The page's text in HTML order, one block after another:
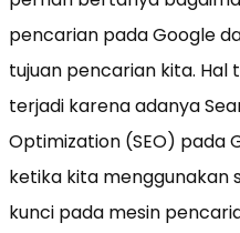
pencarian pada Google
tujuan pencarian kita.
terjadi karena adanya
Optimization (SEO) pada
ketika kita menggunakan
kunci pada mesin